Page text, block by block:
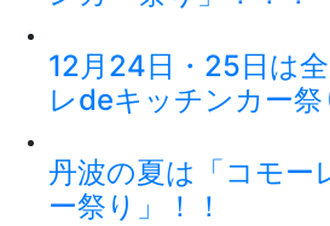
12月24日・25日は
レdeキッチンカー祭
丹波の夏は「コモー
ー祭り」！！